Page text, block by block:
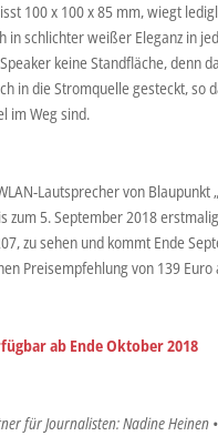
100 x 100 x 85 mm, wiegt
in schlichter weißer Eleganz in
keine Standfläche, denn
in die Stromquelle gesteckt, so
im Weg sind.
Lautsprecher von Blaupunkt
zum 5. September 2018
zu sehen und kommt Ende
Preisempfehlung von 139
ab Ende Oktober 2018
für Journalisten: Nadine Heinen •